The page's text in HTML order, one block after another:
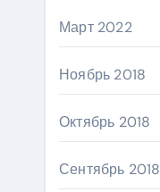
Март 2022
Ноябрь 2018
Октябрь 2018
Сентябрь 2018